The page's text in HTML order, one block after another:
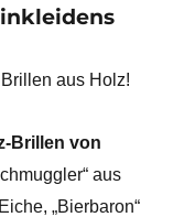
aus Holz!
Brillen von
aus
„Bierbaron“